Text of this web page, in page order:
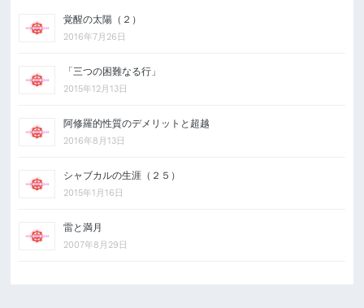
覚醒の太陽（２）
2016年7月26日
「三つの困難なる行」
2015年12月13日
阿修羅的性質のデメリットと超越
2016年8月13日
シャブカルの生涯（２５）
2015年1月16日
雷と満月
2007年8月29日